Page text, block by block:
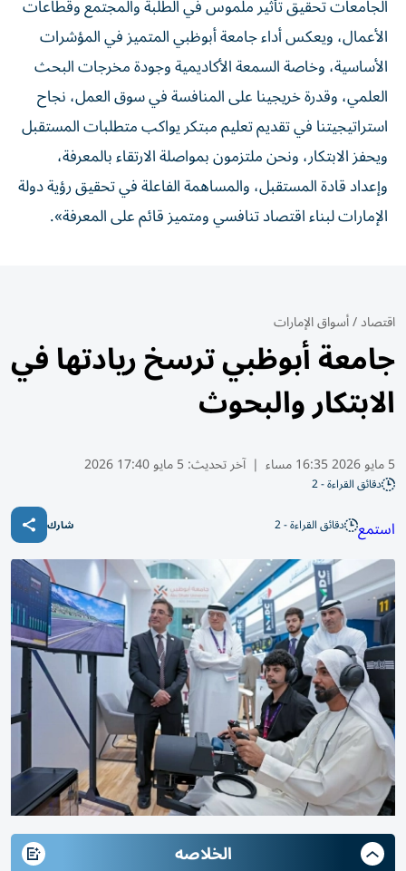
الجامعات تحقيق تأثير ملموس في الطلبة والمجتمع وقطاعات
الأعمال، ويعكس أداء جامعة أبوظبي المتميز في المؤشرات
الأساسية، وخاصة السمعة الأكاديمية وجودة مخرجات البحث
العلمي، وقدرة خريجينا على المنافسة في سوق العمل، نجاح
استراتيجيتنا في تقديم تعليم مبتكر يواكب متطلبات المستقبل
ويحفز الابتكار، ونحن ملتزمون بمواصلة الارتقاء بالمعرفة،
وإعداد قادة المستقبل، والمساهمة الفاعلة في تحقيق رؤية دولة
الإمارات لبناء اقتصاد تنافسي ومتميز قائم على المعرفة».
اقتصاد/أسواق الإمارات
جامعة أبوظبي ترسخ ريادتها في
الابتكار والبحوث
5 مايو 2026 16:35 مساء | آخر تحديث:5 مايو 17:40 2026
دقائق القراءة - 2
استمع دقائق القراءة - 2 شارك
الخلاصه